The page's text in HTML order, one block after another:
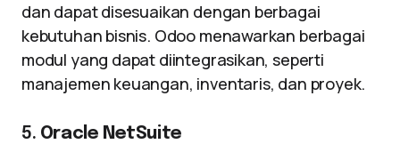
dan dapat disesuaikan dengan berbagai
kebutuhan bisnis. Odoo menawarkan berbagai
modul yang dapat diintegrasikan, seperti
manajemen keuangan, inventaris, dan proyek.
5. Oracle NetSuite